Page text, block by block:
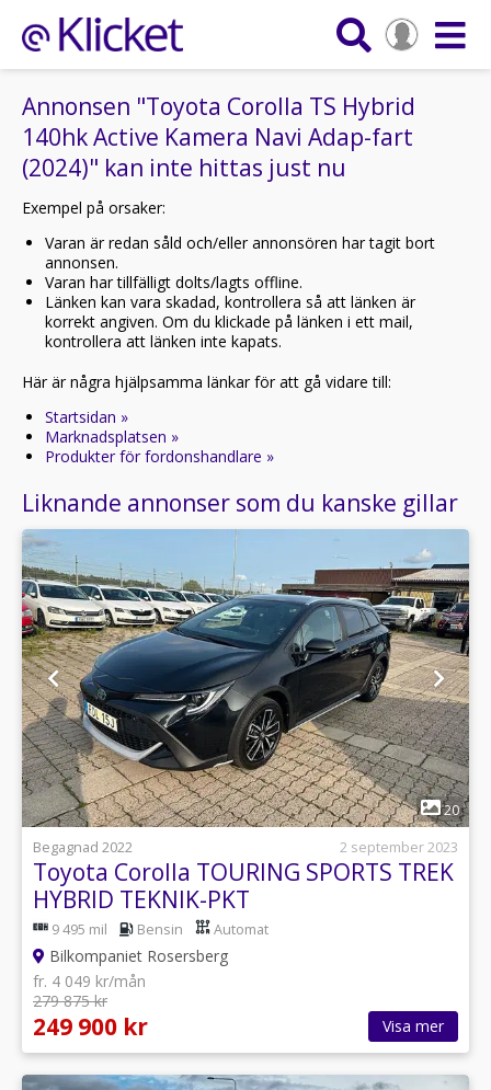
Annonsen "Toyota Corolla TS Hybrid
140hk Active Kamera Navi Adap-fart
(2024)" kan inte hittas just nu
Exempel på orsaker:
Varan är redan såld och/eller annonsören har tagit bort
annonsen.
Varan har tillfälligt dolts/lagts offline.
Länken kan vara skadad, kontrollera så att länken är
korrekt angiven. Om du klickade på länken i ett mail,
kontrollera att länken inte kapats.
Här är några hjälpsamma länkar för att gå vidare till:
Startsidan »
Marknadsplatsen »
Produkter för fordonshandlare »
Liknande annonser som du kanske gillar
1
20
Begagnad 2022
2 september 2023
Toyota Corolla TOURING SPORTS TREK
HYBRID TEKNIK-PKT
9 495 mil Bensin Automat
Bilkompaniet Rosersberg
fr. 4 049 kr/mån
279 875 kr
249 900 kr Visa mer